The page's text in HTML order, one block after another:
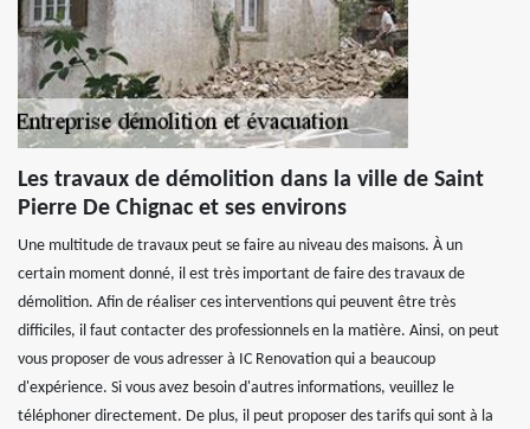
Les travaux de démolition dans la ville de Saint
Pierre De Chignac et ses environs
Une multitude de travaux peut se faire au niveau des maisons. À un
certain moment donné, il est très important de faire des travaux de
démolition. Afin de réaliser ces interventions qui peuvent être très
difficiles, il faut contacter des professionnels en la matière. Ainsi, on peut
vous proposer de vous adresser à IC Renovation qui a beaucoup
d'expérience. Si vous avez besoin d'autres informations, veuillez le
téléphoner directement. De plus, il peut proposer des tarifs qui sont à la